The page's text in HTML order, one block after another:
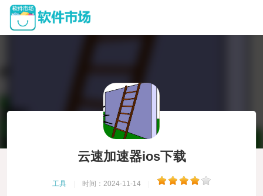
云速加速器ios下载
工具 时间：2024-11-14